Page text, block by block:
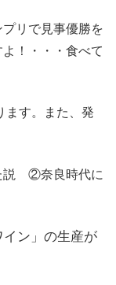
プリで見事優勝を
！・・・食べて
ます。また、発
説 ②奈良時代に
イン」の生産が